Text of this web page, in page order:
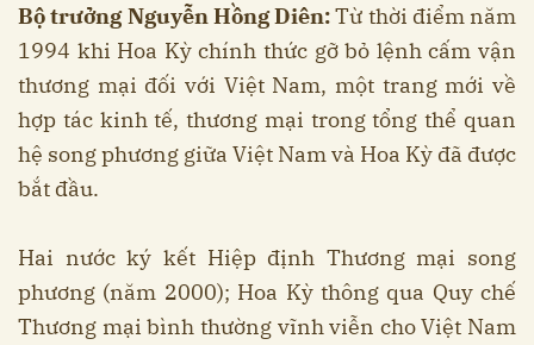
Bộ trưởng Nguyễn Hồng Diên:Từ thời điểm năm
1994 khi Hoa Kỳ chính thức gỡ bỏ lệnh cấm vận
thương mại đối với Việt Nam, một trang mới về
hợp tác kinh tế, thương mại trong tổng thể quan
hệ song phương giữa Việt Nam và Hoa Kỳ đã được
bắt đầu.
Hai nước ký kết Hiệp định Thương mại song
phương (năm 2000); Hoa Kỳ thông qua Quy chế
Thương mại bình thường vĩnh viễn cho Việt Nam